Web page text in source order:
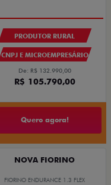
PRODUTOR RURAL
CNPJ E MICROEMPRESÁRIO
De: R$ 132.990,00
R$ 105.790,00
Quero agora!
NOVA FIORINO
FIORINO ENDURANCE 1.3 FLEX